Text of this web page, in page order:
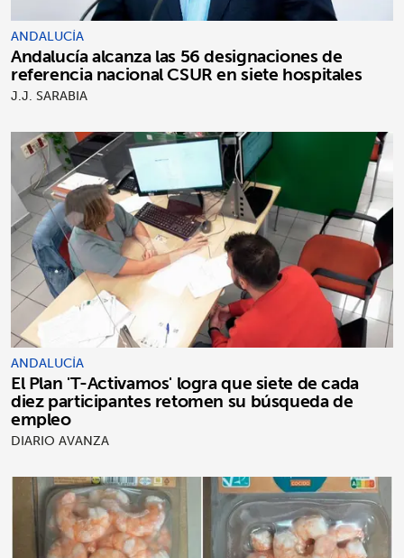
ANDALUCÍA
Andalucía alcanza las 56 designaciones de
referencia nacional CSUR en siete hospitales
J.J. SARABIA
ANDALUCÍA
El Plan 'T-Activamos' logra que siete de cada
diez participantes retomen su búsqueda de
empleo
DIARIO AVANZA